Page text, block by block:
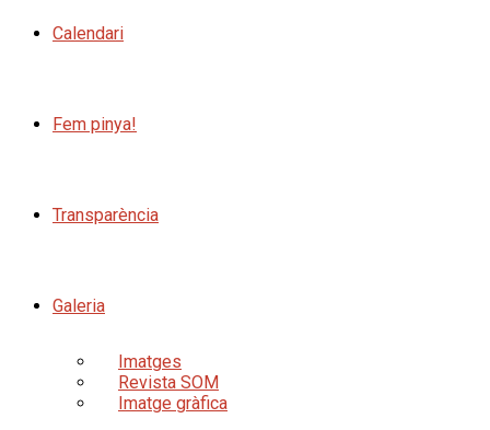
Calendari
Fem pinya!
Transparència
Galeria
Imatges
Revista SOM
Imatge gràfica